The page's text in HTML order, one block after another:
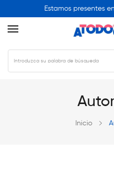
Estamos presentes
Inicio